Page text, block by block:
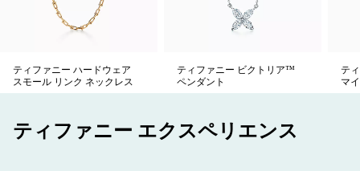
ティファニー ハードウェア
スモール リンク ネックレス
ティファニー ビクトリア™
ペンダント
テ
マ
ティファニー エクスペリエンス